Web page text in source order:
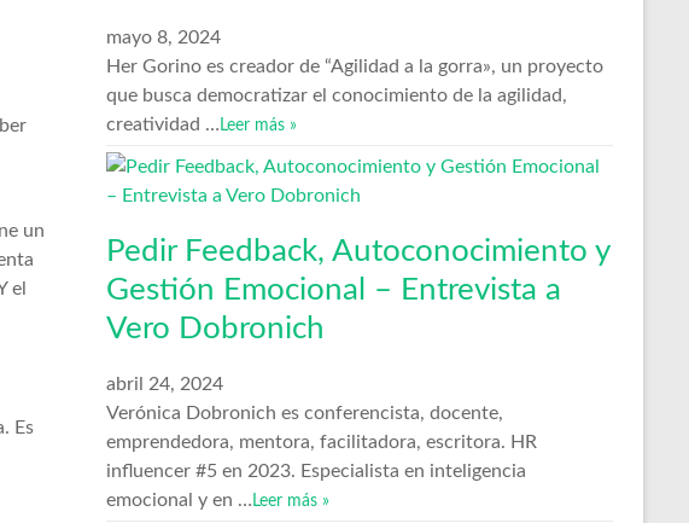
un
el
Es
mayo 8, 2024
Her Gorino es creador de “Agilidad a la gorra», un proyecto
que busca democratizar el conocimiento de la agilidad,
creatividad … Leer más »
Pedir Feedback, Autoconocimiento y
Gestión Emocional – Entrevista a
Vero Dobronich
abril 24, 2024
Verónica Dobronich es conferencista, docente,
emprendedora, mentora, facilitadora, escritora. HR
influencer #5 en 2023. Especialista en inteligencia
emocional y en … Leer más »